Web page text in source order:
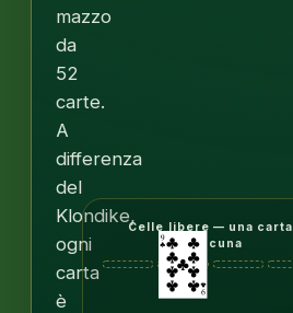
mazzo
da
52
carte.
A
differenza
del
Klondike,
ogni
carta
è
Celle libere — una carta
ciascuna